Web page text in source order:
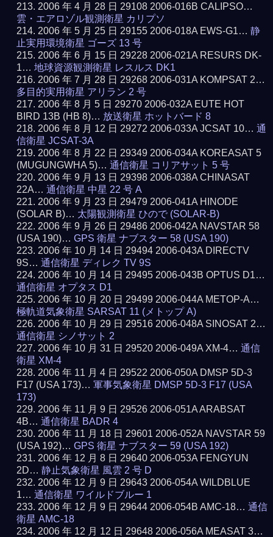
2006 年 4 月 28 日 29108 2006-016B CALIPSO…
雲・エアロゾル観測衛星 カリプソ
2006 年 5 月 25 日 29155 2006-018A EWS-G1…静
止実用環境衛星 ゴーズ 13 号
2006 年 6 月 15 日 29228 2006-021A RESURS DK-
1…地球資源観測衛星 レスルス DK1
2006 年 7 月 28 日 29268 2006-031A KOMPSAT 2…
多目的実用衛星 アリラン 2 号
2006 年 8 月 5 日 29270 2006-032A EUTE HOT
BIRD 13B (HB 8)… 放送衛星 ホットバード 8
2006 年 8 月 12 日 29272 2006-033A JCSAT 10…通
信衛星 JCSAT-3A
2006 年 8 月 22 日 29349 2006-034A KOREASAT 5
(MUGUNGWHA 5)…通信衛星 コリアサット 5 号
2006 年 9 月 13 日 29398 2006-038A CHINASAT
22A…通信衛星 中星 22 号 A
2006 年 9 月 23 日 29479 2006-041A HINODE
(SOLAR B)… 太陽観測衛星 ひので (SOLAR-B)
2006 年 9 月 26 日 29486 2006-042A NAVSTAR 58
(USA 190)…GPS 衛星 ナブスター 58 (USA 190)
2006 年 10 月 14 日 29494 2006-043A DIRECTV
9S…通信衛星 ディレク TV 9S
2006 年 10 月 14 日 29495 2006-043B OPTUS D1…
通信衛星 オプタス D1
2006 年 10 月 20 日 29499 2006-044A METOP-A…
極軌道気象衛星 SARSAT 11 (メトップ A)
2006 年 10 月 29 日 29516 2006-048A SINOSAT 2…
通信衛星 シノサット 2
2006 年 10 月 31 日 29520 2006-049A XM-4…通信
衛星 XM-4
2006 年 11 月 4 日 29522 2006-050A DMSP 5D-3
F17 (USA 173)…軍事気象衛星 DMSP 5D-3 F17 (USA
173)
2006 年 11 月 9 日 29526 2006-051A ARABSAT
4B…通信衛星 BADR 4
2006 年 11 月 18 日 29601 2006-052A NAVSTAR 59
(USA 192)…GPS 衛星 ナブスター 59 (USA 192)
2006 年 12 月 8 日 29640 2006-053A FENGYUN
2D…静止気象衛星 風雲 2 号 D
2006 年 12 月 9 日 29643 2006-054A WILDBLUE
1…通信衛星 ワイルドブルー 1
2006 年 12 月 9 日 29644 2006-054B AMC-18…通信
衛星 AMC-18
2006 年 12 月 12 日 29648 2006-056A MEASAT 3…